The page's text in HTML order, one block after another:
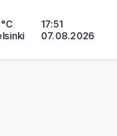
17:51
07.08.2026